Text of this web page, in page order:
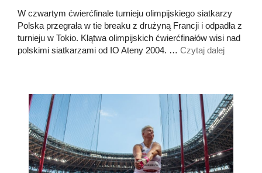
W czwartym ćwierćfinale turnieju olimpijskiego siatkarzy
Polska przegrała w tie breaku z drużyną Francji i odpadła z
turnieju w Tokio. Klątwa olimpijskich ćwierćfinałów wisi nad
polskimi siatkarzami od IO Ateny 2004. … Czytaj dalej